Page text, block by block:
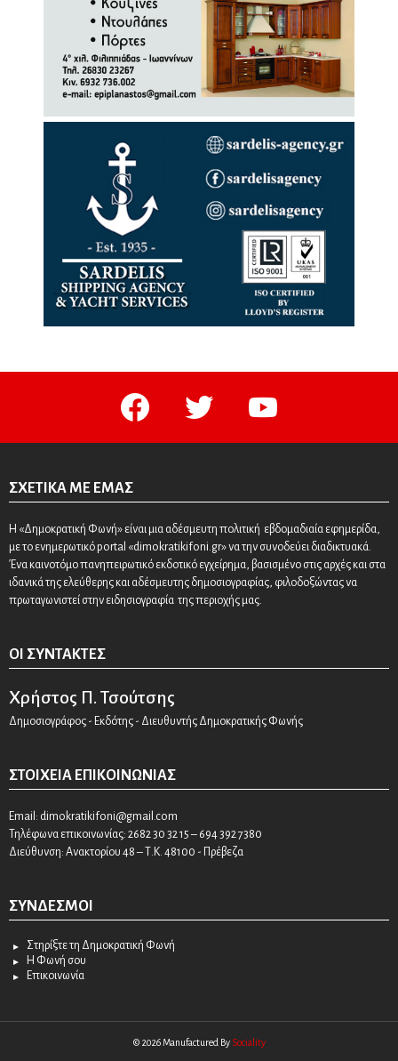
facebook twitter youtube
ΣΧΕΤΙΚΆ ΜΕ ΕΜΆΣ
Η «Δημοκρατική Φωνή» είναι μια αδέσμευτη πολιτική εβδομαδιαία εφημερίδα,
με το ενημερωτικό portal «dimokratikifoni.gr» να την συνοδεύει διαδικτυακά.
Ένα καινοτόμο πανηπειρωτικό εκδοτικό εγχείρημα, βασισμένο στις αρχές και στα
ιδανικά της ελεύθερης και αδέσμευτης δημοσιογραφίας, φιλοδοξώντας να
πρωταγωνιστεί στην ειδησιογραφία της περιοχής μας.
ΟΙ ΣΥΝΤΆΚΤΕΣ
Χρήστος Π. Τσούτσης
Δημοσιογράφος - Εκδότης - Διευθυντής Δημοκρατικής Φωνής
ΣΤΟΙΧΕΊΑ ΕΠΙΚΟΙΝΩΝΊΑΣ
Email: dimokratikifoni@gmail.com
Τηλέφωνα επικοινωνίας: 2682 30 32 15 – 694 392 7380
Διεύθυνση: Ανακτορίου 48 – Τ.Κ. 48100 - Πρέβεζα
ΣΎΝΔΕΣΜΟΙ
Στηρίξτε τη Δημοκρατική Φωνή
Η Φωνή σου
Επικοινωνία
© 2026 Manufactured By Sociality